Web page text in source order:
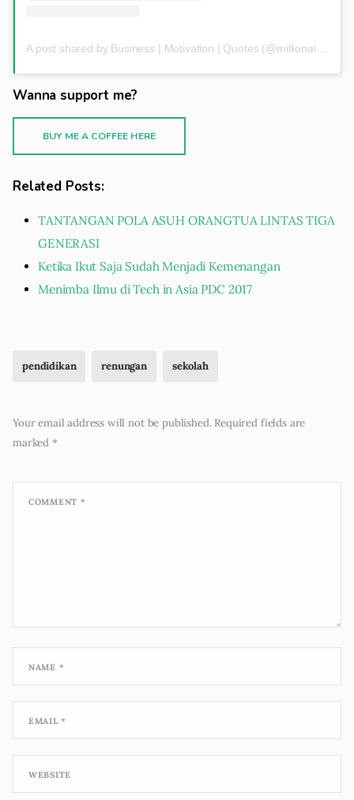
A post shared by Business | Motivation | Quotes (@millionairessteps)
Wanna support me?
BUY ME A COFFEE HERE
Related Posts:
TANTANGAN POLA ASUH ORANGTUA LINTAS TIGA
GENERASI
Ketika Ikut Saja Sudah Menjadi Kemenangan
Menimba Ilmu di Tech in Asia PDC 2017
pendidikan renungan sekolah
Your email address will not be published. Required fields are
marked *
COMMENT *
NAME *
EMAIL*
WEBSITE